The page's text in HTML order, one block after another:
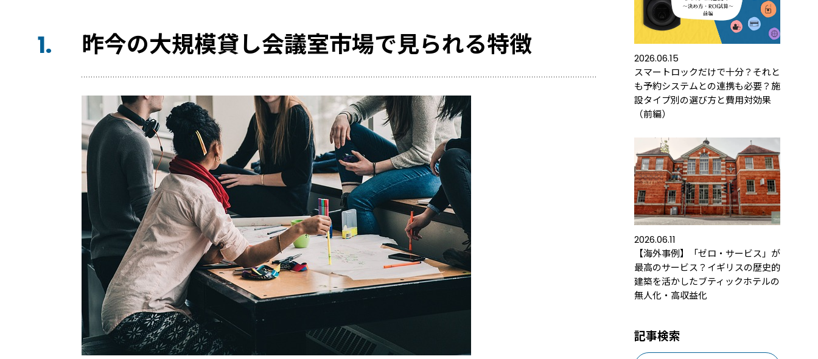
1. 昨今の大規模貸し会議室市場で見られる特徴
2026.06.15
スマートロックだけで十分？それと
も予約システムとの連携も必要？施
設タイプ別の選び方と費用対効果
（前編）
2026.06.11
【海外事例】「ゼロ・サービス」が
最高のサービス？イギリスの歴史的
建築を活かしたブティックホテルの
無人化・高収益化
記事検索
宿泊施設
RemoteLOCKを導入するメリット
活用事例
お客さまの声
宿泊施設での運用におすすめの記事３選
無人・省人運営の宿泊施設におすすめのPMS 4選
ホテルや宿泊施設に導入するスマートロックの選び方とポイント
を解説
レンタルスペース
RemoteLOCKを導入するメリット
活用事例
お客さまの声
レンタルスペースでの運用におすすめの記事３選
レンタルスペースの売上アップ策、集客手段と予約システム6選
レンタルスペースの事業化、運営で気を付けるべき5つのポイン